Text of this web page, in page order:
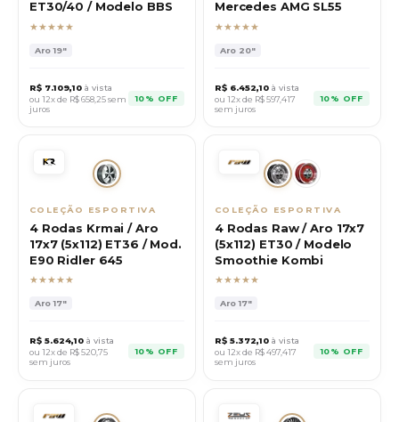
ET30/40 / Modelo BBS
★★★★★
Aro19"
R$ 7.109,10 à vista
ou 12x de R$658,25sem
juros
10% OFF
Mercedes AMG SL55
★★★★★
Aro 20"
R$ 6.452,10 à vista
ou 12x de R$597,417
sem juros
10% OFF
COLEÇÃO ESPORTIVA
4 Rodas Krmai / Aro
17x7 (5x112) ET36 / Mod.
E90 Ridler 645
★★★★★
Aro17"
R$ 5.624,10 à vista
ou 12x de R$520,75
sem juros
10% OFF
COLEÇÃO ESPORTIVA
4 Rodas Raw / Aro 17x7
(5x112) ET30 / Modelo
Smoothie Kombi
★★★★★
Aro17"
R$ 5.372,10 à vista
ou 12x de R$497,417
sem juros
10% OFF